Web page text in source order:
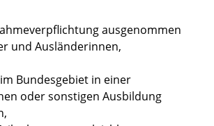
ausgenommen
und Ausländerinnen,
Bundesgebiet in einer
oder sonstigen Ausbildung